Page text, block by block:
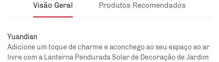
Visão Geral Produtos Recomendados
Yuandian
Adicione um toque de charme e aconchego ao seu espaço ao ar
livre com a Lanterna Pendurada Solar de Decoração de Jardim